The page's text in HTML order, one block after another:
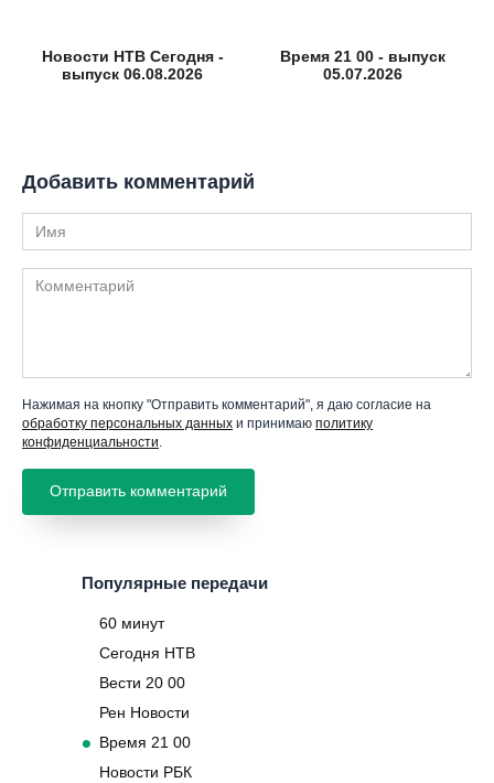
Новости НТВ Сегодня -
выпуск 06.08.2026
Время 21 00 - выпуск
05.07.2026
Добавить комментарий
Имя
Комментарий
Нажимая на кнопку "Отправить комментарий", я даю согласие на
обработку персональных данных и принимаю политику
конфиденциальности
Популярные передачи
60 минут
Сегодня НТВ
Вести 20 00
Рен Новости
Время 21 00
Новости РБК